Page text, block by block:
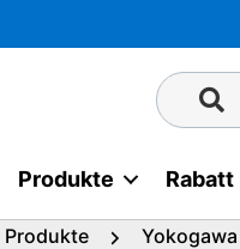
Produkte Rabatt
Produkte Yokogawa